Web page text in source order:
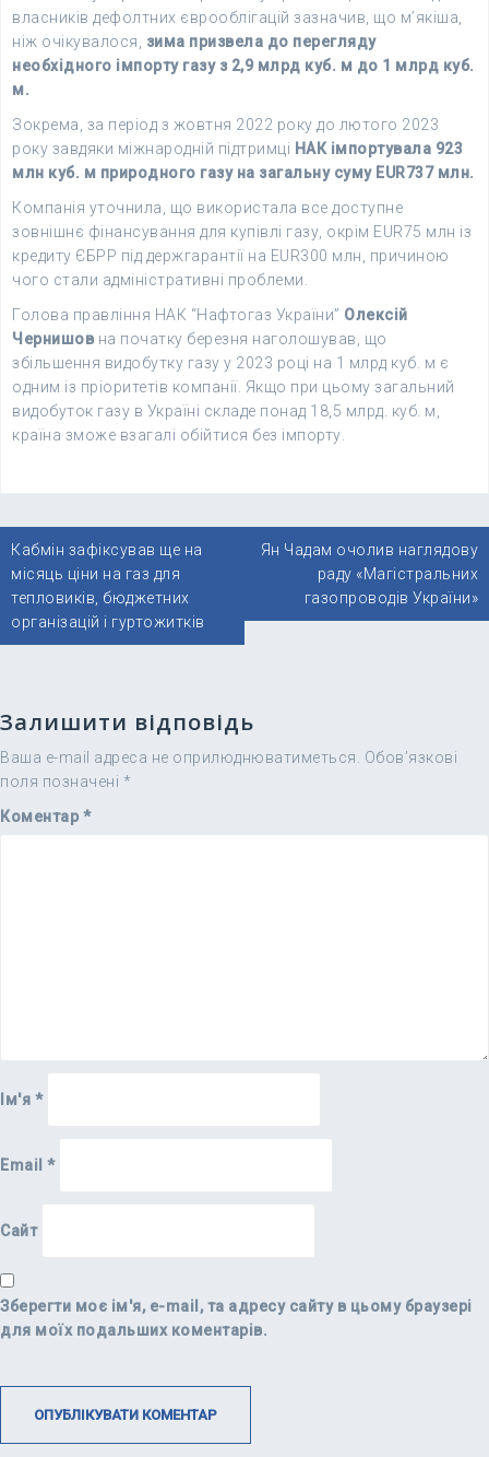
власників дефолтних єврооблігацій зазначив, що м’якіша,
ніж очікувалося,
зима призвела до перегляду
необхідного імпорту газу з 2,9 млрд куб. м до 1 млрд куб.
м.
Зокрема, за період з жовтня 2022 року до лютого 2023
року завдяки міжнародній підтримці НАК імпортувала 923
млн куб. м природного газу на загальну суму EUR737 млн.
Компанія уточнила, що використала все доступне
зовнішнє фінансування для купівлі газу, окрім EUR75 млн із
кредиту ЄБРР під держгарантії на EUR300 млн, причиною
чого стали адміністративні проблеми.
Голова правління НАК “Нафтогаз України” Олексій
Чернишов на початку березня наголошував, що
збільшення видобутку газу у 2023 році на 1 млрд куб. м є
одним із пріоритетів компанії. Якщо при цьому загальний
видобуток газу в Україні складе понад 18,5 млрд. куб. м,
країна зможе взагалі обійтися без імпорту.
Навігація
записів
Кабмін зафіксував ще на
місяць ціни на газ для
тепловиків, бюджетних
організацій і гуртожитків
Ян Чадам очолив наглядову
раду «Магістральних
газопроводів України»
Залишити відповідь
Ваша e-mail адреса не оприлюднюватиметься.
Обов’язкові
поля позначені *
Коментар *
Ім'я *
Email *
Сайт
Зберегти моє ім'я, e-mail, та адресу сайту в цьому браузері
для моїх подальших коментарів.